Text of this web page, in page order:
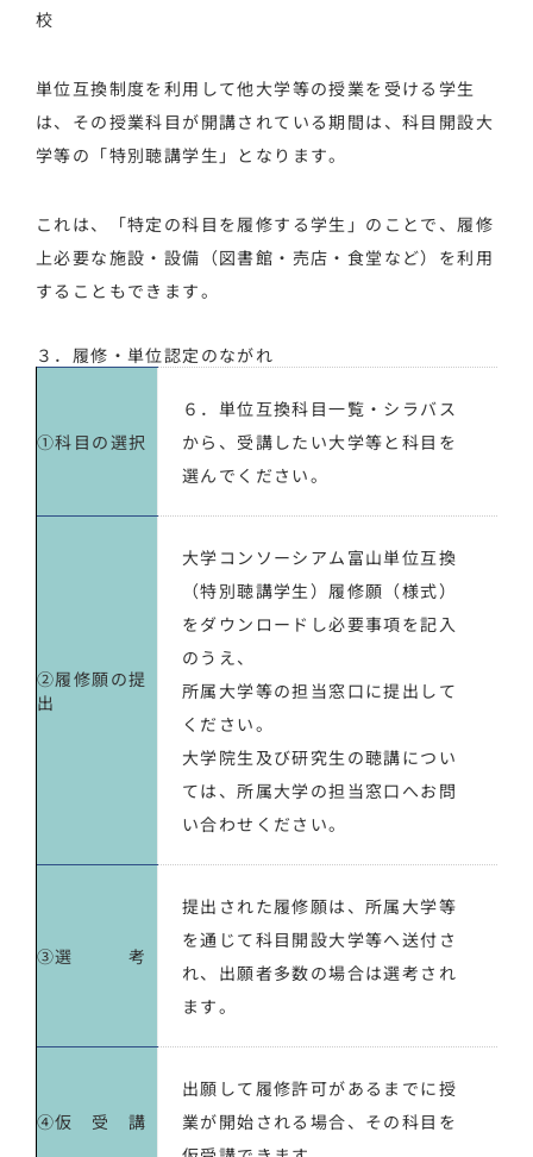
校
単位互換制度を利用して他大学等の授業を受ける学生
は、その授業科目が開講されている期間は、科目開設大
学等の「特別聴講学生」となります。
これは、「特定の科目を履修する学生」のことで、履修
上必要な施設・設備（図書館・売店・食堂など）を利用
することもできます。
３．履修・単位認定のながれ
①科目の選択
６．単位互換科目一覧・シラバス
から、受講したい大学等と科目を
選んでください。
②履修願の提
出
大学コンソーシアム富山単位互換
（特別聴講学生）履修願 （様式）
をダウンロードし必要事項を記入
のうえ、
所属大学等の担当窓口に提出して
ください。
大学院生及び研究生の聴講につい
ては、所属大学の担当窓口へお問
い合わせください。
③選 考
提出された履修願は、所属大学等
を通じて科目開設大学等へ送付さ
れ、出願者多数の場合は選考され
ます。
④仮 受 講
出願して履修許可があるまでに授
業が開始される場合、その科目を